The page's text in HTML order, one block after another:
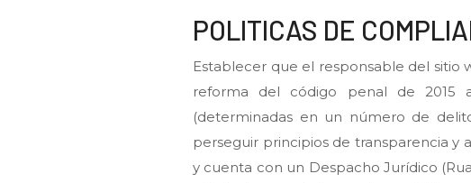
POLITICAS DE
Establecer que el responsable del
reforma del código penal de 2015
(determinadas en un número de
perseguir principios de transparencia y
y cuenta con un Despacho Jurídico